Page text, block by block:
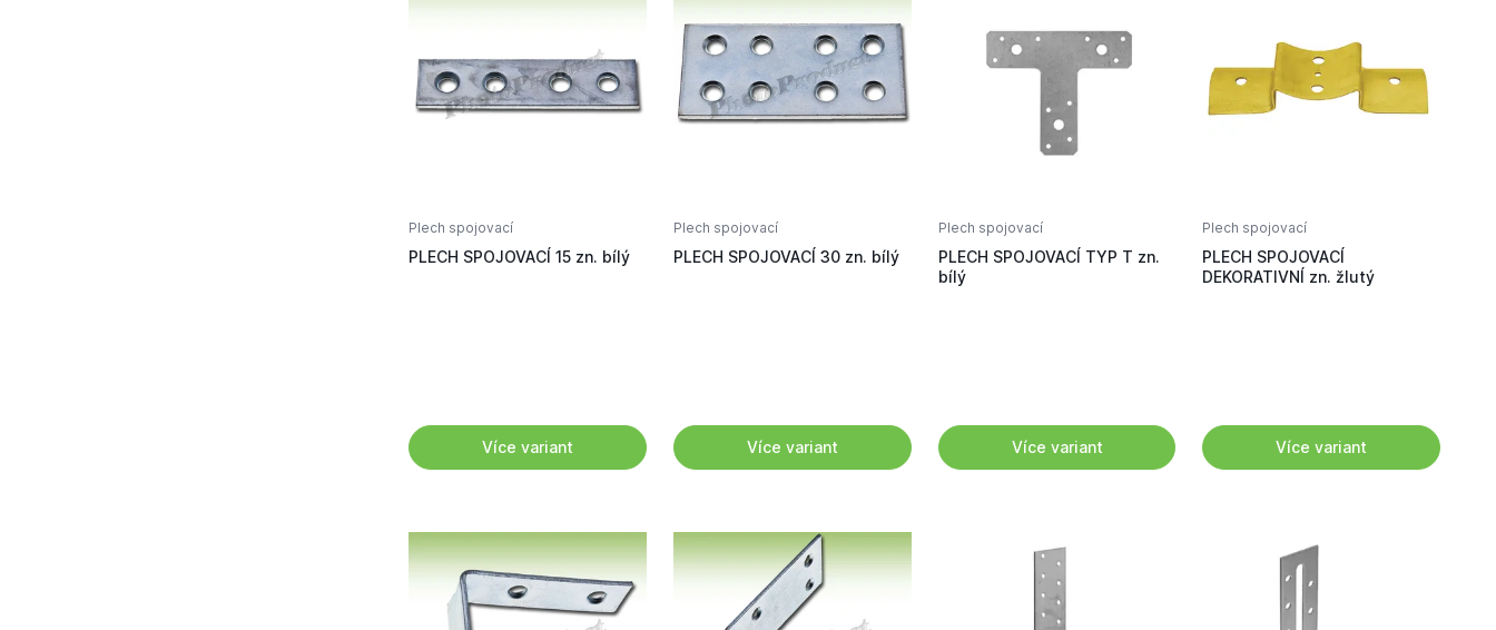
Plech spojovací
PLECH SPOJOVACÍ 15 zn. bílý
Více variant
Plech spojovací
PLECH SPOJOVACÍ 30 zn. bílý
Více variant
Plech spojovací
PLECH SPOJOVACÍ TYP T zn.
bílý
Více variant
Plech spojovací
PLECH SPOJOVACÍ
DEKORATIVNÍ zn. žlutý
Více variant